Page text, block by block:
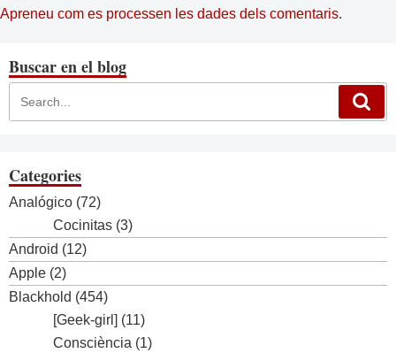
Apreneu com es processen les dades dels comentaris.
Buscar en el blog
Categories
Analógico (72)
Cocinitas (3)
Android (12)
Apple (2)
Blackhold (454)
[Geek-girl] (11)
Consciència (1)